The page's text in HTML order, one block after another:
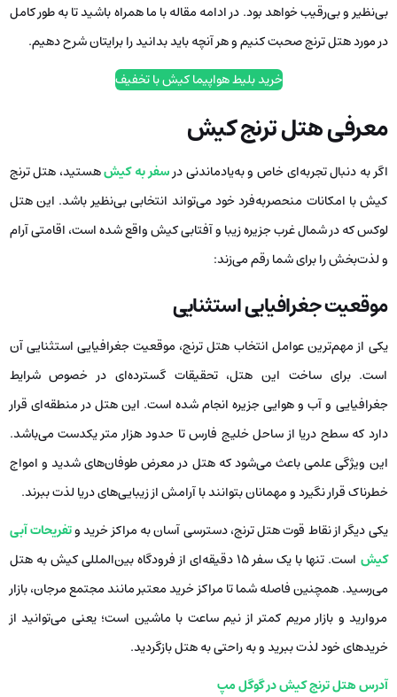
بی‌نظیر و بی‌رقیب خواهد بود. در ادامه مقاله با ما همراه باشید تا به طور کامل
در مورد هتل ترنج صحبت کنیم و هر آنچه باید بدانید را برایتان شرح دهیم.
خرید بلیط هواپیما کیش با تخفیف
معرفی هتل ترنج کیش
اگر به دنبال تجربه‌ای خاص و به‌یادماندنی درسفر به کیشهستید، هتل ترنج
کیش با امکانات منحصربه‌فرد خود می‌تواند انتخابی بی‌نظیر باشد. این هتل
لوکس که در شمال غرب جزیره زیبا و آفتابی کیش واقع شده است، اقامتی آرام
و لذت‌بخش را برای شما رقم می‌زند:
موقعیت جغرافیایی استثنایی
یکی از مهم‌ترین عوامل انتخاب هتل ترنج، موقعیت جغرافیایی استثنایی آن
است. برای ساخت این هتل، تحقیقات گسترده‌ای در خصوص شرایط
جغرافیایی و آب‌ و هوایی جزیره انجام شده است. این هتل در منطقه‌ای قرار
دارد که سطح دریا از ساحل خلیج فارس تا حدود هزار متر یکدست می‌باشد.
این ویژگی علمی باعث می‌شود که هتل در معرض طوفان‌های شدید و امواج
خطرناک قرار نگیرد و مهمانان بتوانند با آرامش از زیبایی‌های دریا لذت ببرند.
یکی دیگر از نقاط قوت هتل ترنج، دسترسی آسان به مراکز خرید وتفریحات آبی
کیش
است. تنها با یک سفر ۱۵ دقیقه‌ای از فرودگاه بین‌المللی کیش به هتل
می‌رسید. همچنین فاصله شما تا مراکز خرید معتبر مانند مجتمع مرجان، بازار
مروارید و بازار مریم کمتر از نیم ساعت با ماشین است؛ یعنی می‌توانید از
خریدهای خود لذت ببرید و به راحتی به هتل بازگردید.
آدرس هتل ترنج کیش در گوگل مپ